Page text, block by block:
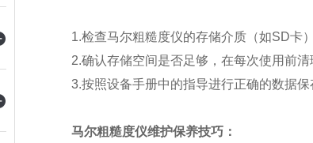
1.检查马尔粗糙度仪的存储介质（如SD卡）
2.确认存储空间是否足够，在每次使用前清
3.按照设备手册中的指导进行正确的数据保
马尔粗糙度仪维护保养技巧：